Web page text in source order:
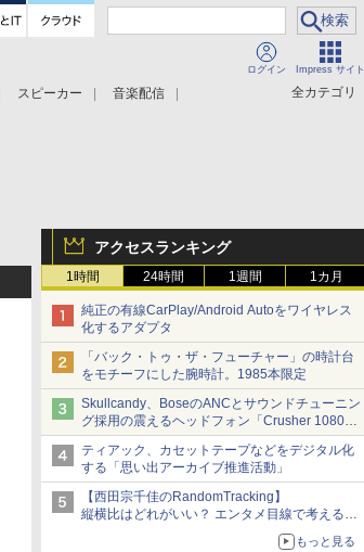
ログイン Impress サイト
全カテゴリ
スピーカー
音楽配信
アクセスランキング
1時間 24時間 1週間 1カ月
純正の有線CarPlay/Android Autoをワイヤレス
化するアダプタ
「バック・トゥ・ザ・フューチャー」の時計台
をモチーフにした腕時計。1985本限定
Skullcandy、BoseのANCとサウンドチューニン
グ採用の震えるヘッドフォン「Crusher 1080
ANC」
ティアック、カセットテープなどをデジタル化
する「思い出アーカイブ推進活動」
【西田宗千佳のRandomTracking】
縦横比はどれがいい？ エンタメ目線で考える、
もっと見る